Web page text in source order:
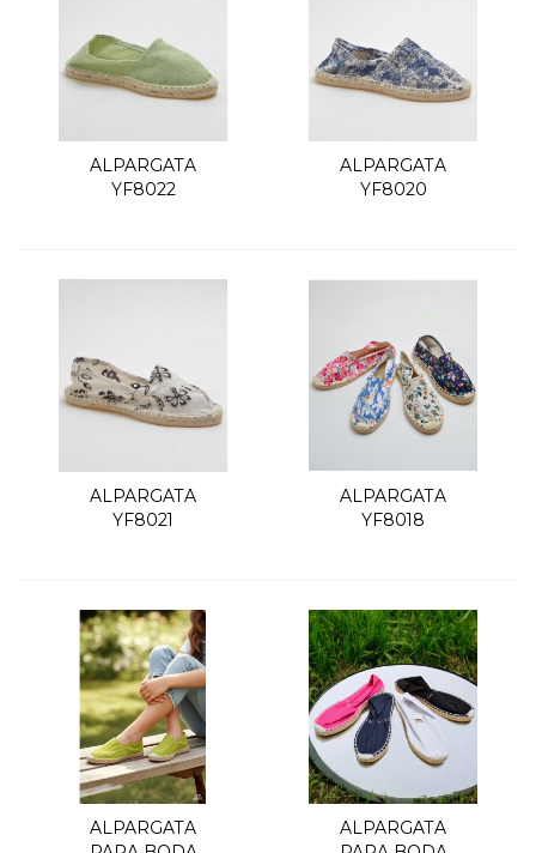
ALPARGATA
YF8022
ALPARGATA
YF8020
ALPARGATA
YF8021
ALPARGATA
YF8018
ALPARGATA
ALPARGATA